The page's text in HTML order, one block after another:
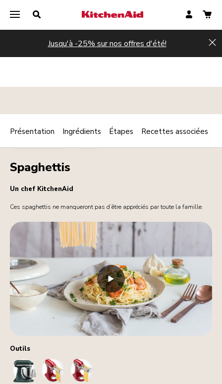
Jusqu'à -25% sur nos offres d'été!
Outils
StandMixerPastaCuttersPastaRoller
PLAT PRINCIPAL PÂTES Print
Spaghettis
Un chef KitchenAid
Ces spaghettis ne manqueront pas d’être appréciés par toute la famille.
Présentation Ingrédients Étapes Recettes associées